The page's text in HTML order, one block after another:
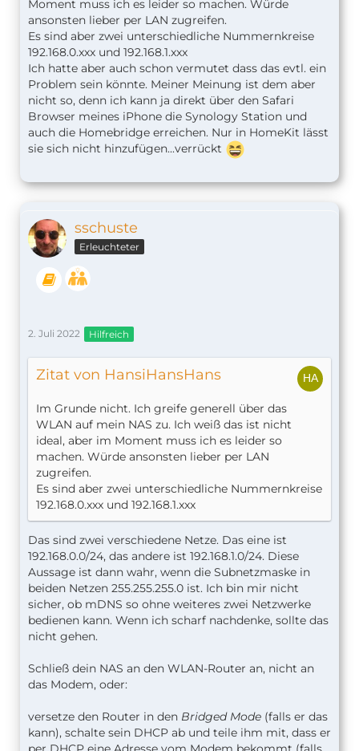
Moment muss ich es leider so machen. Würde
ansonsten lieber per LAN zugreifen.
Es sind aber zwei unterschiedliche Nummernkreise
192.168.0.xxx und 192.168.1.xxx
Ich hatte aber auch schon vermutet dass das evtl. ein
Problem sein könnte. Meiner Meinung ist dem aber
nicht so, denn ich kann ja direkt über den Safari
Browser meines iPhone die Synology Station und
auch die Homebridge erreichen. Nur in HomeKit lässt
sie sich nicht hinzufügen...verrückt
sschuste
Erleuchteter
2. Juli 2022 Hilfreich
Zitat von HansiHansHans
Im Grunde nicht. Ich greife generell über das
WLAN auf mein NAS zu. Ich weiß das ist nicht
ideal, aber im Moment muss ich es leider so
machen. Würde ansonsten lieber per LAN
zugreifen.
Es sind aber zwei unterschiedliche Nummernkreise
192.168.0.xxx und 192.168.1.xxx
Das sind zwei verschiedene Netze. Das eine ist
192.168.0.0/24, das andere ist 192.168.1.0/24. Diese
Aussage ist dann wahr, wenn die Subnetzmaske in
beiden Netzen 255.255.255.0 ist. Ich bin mir nicht
sicher, ob mDNS so ohne weiteres zwei Netzwerke
bedienen kann. Wenn ich scharf nachdenke, sollte das
nicht gehen.
Schließ dein NAS an den WLAN-Router an, nicht an
das Modem, oder:
versetze den Router in den Bridged Mode (falls er das
kann), schalte sein DHCP ab und teile ihm mit, dass er